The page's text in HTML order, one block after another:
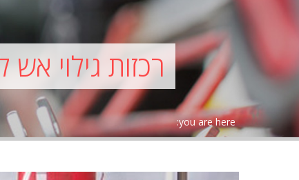
רכזות גילוי
you are here: